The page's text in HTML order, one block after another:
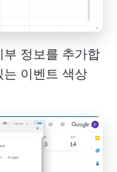
정보를 추가합
는 이벤트 색상